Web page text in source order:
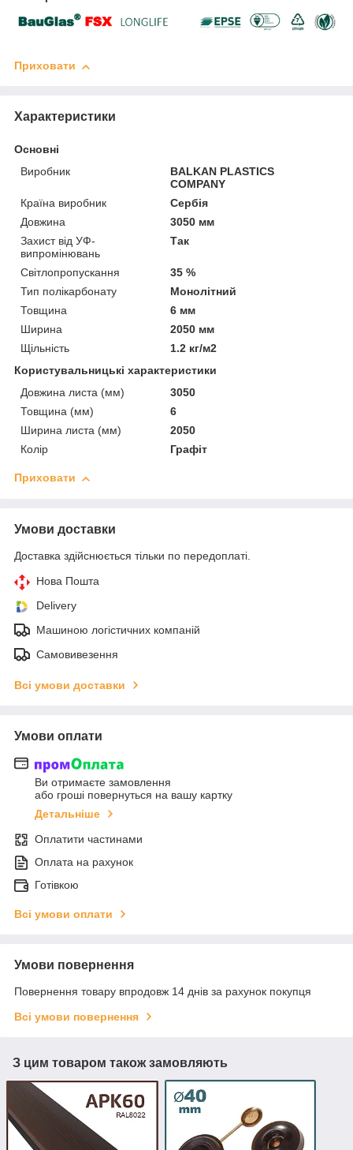
Приховати
Характеристики
Основні
Виробник
BALKAN PLASTICS
COMPANY
Країна виробник
Сербія
Довжина
3050 мм
Захист від УФ-
випромінювань
Так
Світлопропускання
35 %
Тип полікарбонату
Монолітний
Товщина
6 мм
Ширина
2050 мм
Щільність
1.2 кг/м2
Користувальницькі характеристики
Довжина листа (мм)
3050
Товщина (мм)
6
Ширина листа (мм)
2050
Колір
Графіт
Приховати
Умови доставки
Доставка здійснюється тільки по передоплаті.
Нова Пошта
Delivery
Машиною логістичних компаній
Самовивезення
Всі умови доставки
Умови оплати
Ви отримаєте замовлення
або гроші повернуться на вашу картку
Детальніше
Оплатити частинами
Оплата на рахунок
Готівкою
Всі умови оплати
Умови повернення
Повернення товару впродовж 14 днів за рахунок покупця
Всі умови повернення
З цим товаром також замовляють